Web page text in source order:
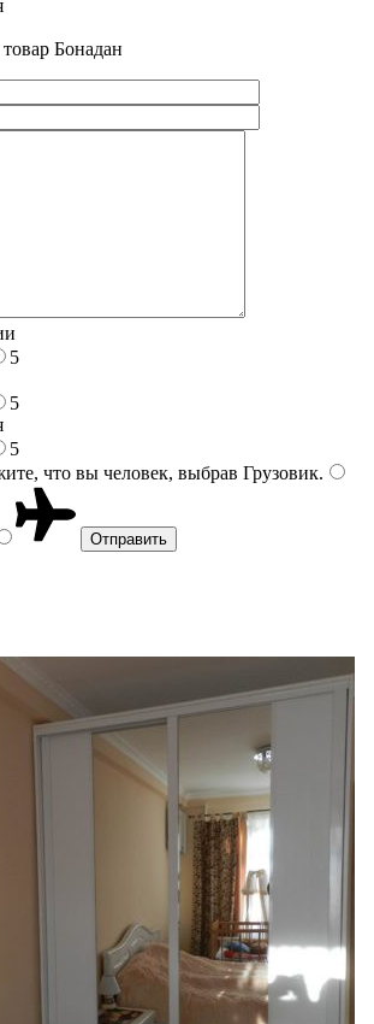
Бонадан
5
5
5
что вы человек, выбрав Грузовик.